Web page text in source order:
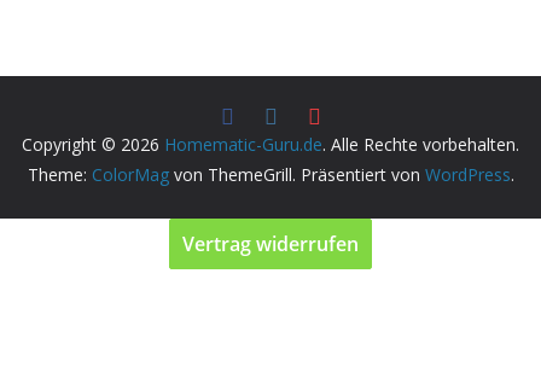
Copyright © 2026 Homematic-Guru.de. Alle Rechte vorbehalten.
Theme: ColorMagvon ThemeGrill. Präsentiert von WordPress.
Vertrag widerrufen